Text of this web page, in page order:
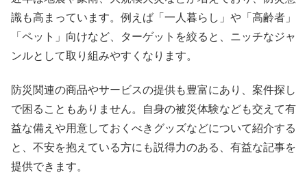
識も高まっています。例えば「一人暮らし」や「高齢者」
「ペット」向けなど、ターゲットを絞ると、ニッチなジャ
ンルとして取り組みやすくなります。
防災関連の商品やサービスの提供も豊富にあり、案件探し
で困ることもありません。自身の被災体験なども交えて有
益な備えや用意しておくべきグッズなどについて紹介する
と、不安を抱えている方にも説得力のある、有益な記事を
提供できます。